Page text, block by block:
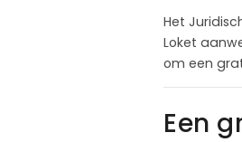
Het
Loket
om een
Een